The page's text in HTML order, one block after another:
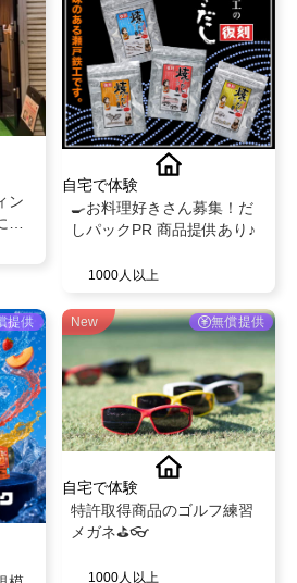
ン
自宅で体験
🍳お料理好きさん募集！だ
しパックPR 商品提供あり♪
1000人以上
提供 New 無償提供
自宅で体験
特許取得商品のゴルフ練習
メガネ⛳️👓
1000人以上